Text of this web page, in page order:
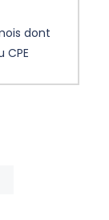
dont
CPE